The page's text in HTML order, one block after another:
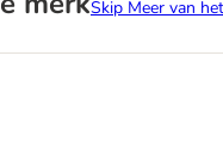
Skip Meer van